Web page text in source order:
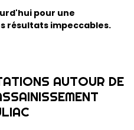
pour une
résultats impeccables.
AUTOUR DE